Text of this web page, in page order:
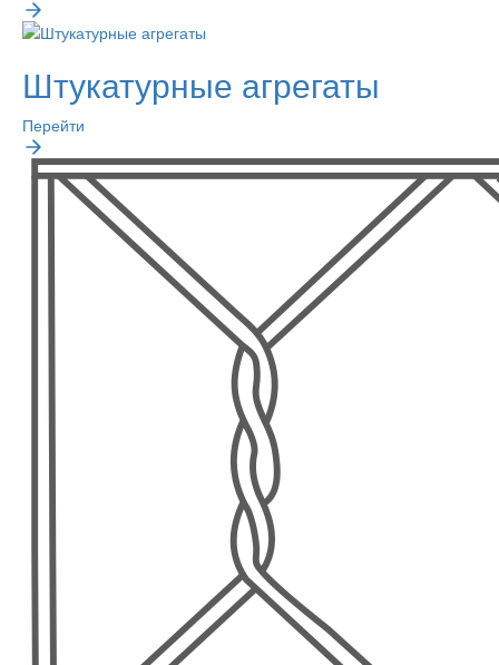
Штукатурные агрегаты
Перейти